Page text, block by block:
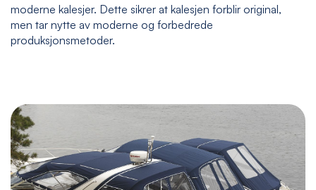
moderne kalesjer. Dette sikrer at kalesjen forblir original,
men tar nytte av moderne og forbedrede
produksjonsmetoder.